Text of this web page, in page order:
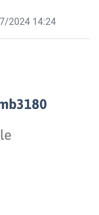
2024 14:24